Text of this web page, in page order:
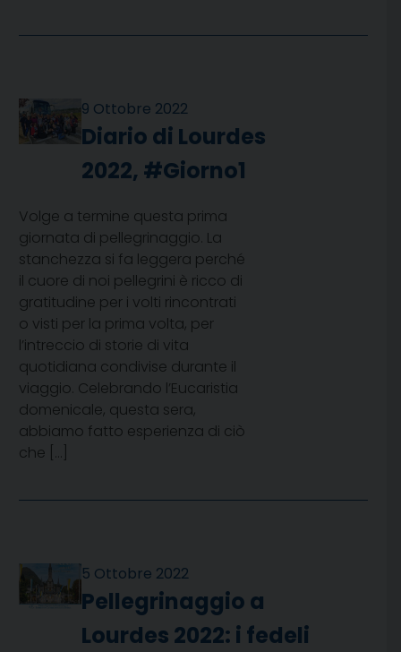
9 Ottobre 2022
Diario di Lourdes
2022, #Giorno1
Volge a termine questa prima
giornata di pellegrinaggio. La
stanchezza si fa leggera perché
il cuore di noi pellegrini è ricco di
gratitudine per i volti rincontrati
o visti per la prima volta, per
l’intreccio di storie di vita
quotidiana condivise durante il
viaggio. Celebrando l’Eucaristia
domenicale, questa sera,
abbiamo fatto esperienza di ciò
che […]
5 Ottobre 2022
Pellegrinaggio a
Lourdes 2022: i fedeli